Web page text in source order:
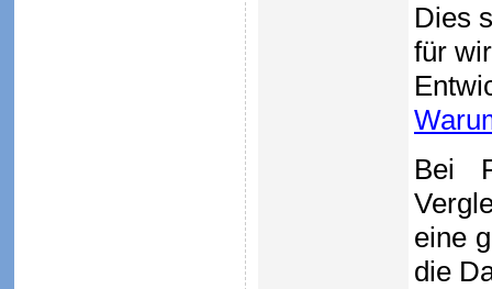
Dies
für
Bei
eine
die